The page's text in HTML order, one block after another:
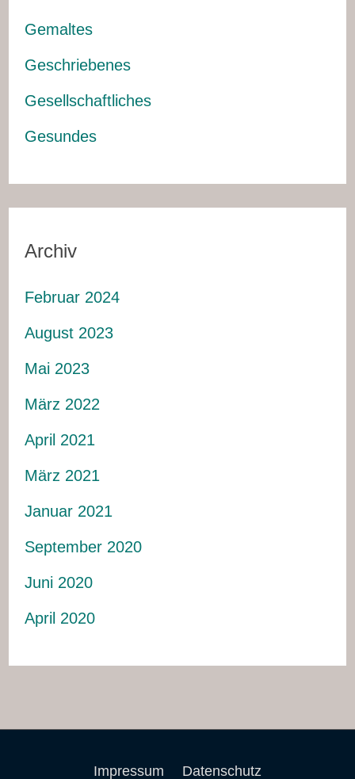
Gemaltes
Geschriebenes
Gesellschaftliches
Gesundes
Archiv
Februar 2024
August 2023
Mai 2023
März 2022
April 2021
März 2021
Januar 2021
September 2020
Juni 2020
April 2020
Impressum Datenschutz